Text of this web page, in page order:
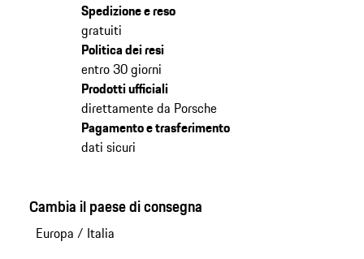
Spedizione e reso
gratuiti
Politica dei resi
entro 30 giorni
Prodotti ufficiali
direttamente da Porsche
Pagamento e trasferimento
dati sicuri
Cambia il paese di consegna
Europa / Italia